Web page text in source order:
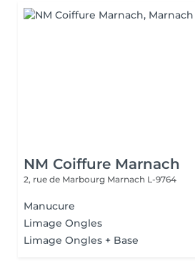
NM Coiffure Marnach
2, rue de Marbourg Marnach L-9764
Manucure
Limage Ongles
Limage Ongles + Base